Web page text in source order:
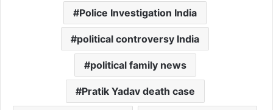
Police Investigation India
political controversy India
political family news
Pratik Yadav death case